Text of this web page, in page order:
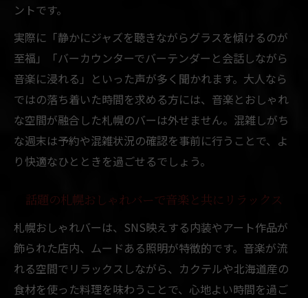
ントです。
実際に「静かにジャズを聴きながらグラスを傾けるのが
至福」「バーカウンターでバーテンダーと会話しながら
音楽に浸れる」といった声が多く聞かれます。大人なら
ではの落ち着いた時間を求める方には、音楽とおしゃれ
な空間が融合した札幌のバーは外せません。混雑しがち
な週末は予約や混雑状況の確認を事前に行うことで、よ
り快適なひとときを過ごせるでしょう。
話題の札幌おしゃれバーで音楽と共にリラックス
札幌おしゃれバーは、SNS映えする内装やアート作品が
飾られた店内、ムードある照明が特徴的です。音楽が流
れる空間でリラックスしながら、カクテルや北海道産の
食材を使った料理を味わうことで、心地よい時間を過ご